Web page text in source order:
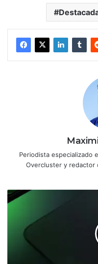
Periodista especializado
Overcluster y redactor
Razer
anuncia
DeathAdder